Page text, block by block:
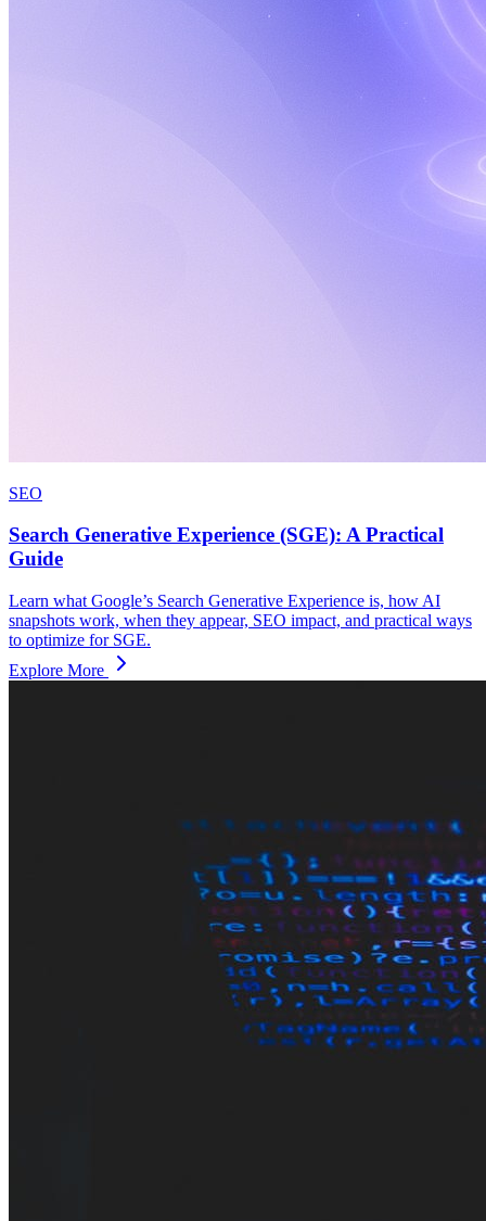
SEO
Search Generative Experience (SGE): A Practical
Guide
Learn what Google’s Search Generative Experience is, how AI
snapshots work, when they appear, SEO impact, and practical ways
to optimize for SGE.
Explore More